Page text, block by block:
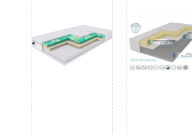
8
739 zł
6
044 zł